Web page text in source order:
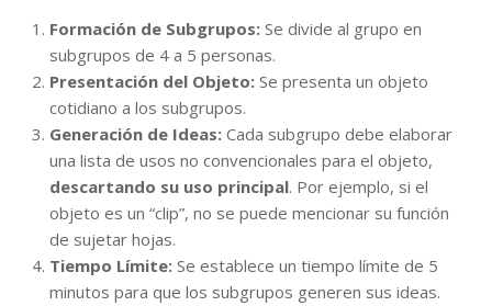
Formación de Subgrupos: Se divide al grupo en
subgrupos de 4 a 5 personas.
Presentación del Objeto: Se presenta un objeto
cotidiano a los subgrupos.
Generación de Ideas: Cada subgrupo debe elaborar
una lista de usos no convencionales para el objeto,
descartando su uso principal. Por ejemplo, si el
objeto es un “clip”, no se puede mencionar su función
de sujetar hojas.
Tiempo Límite: Se establece un tiempo límite de 5
minutos para que los subgrupos generen sus ideas.